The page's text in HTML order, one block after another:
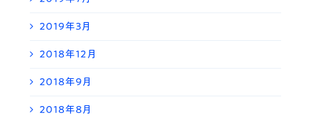
2019年3月
2018年12月
2018年9月
2018年8月